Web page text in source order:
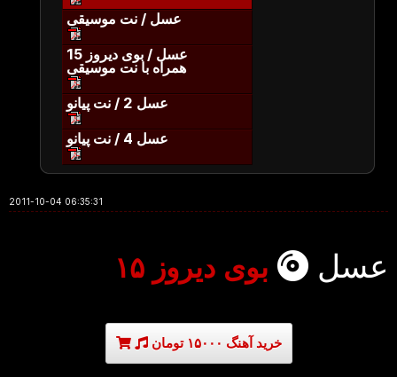
عسل / نت موسیقی
عسل / بوی دیروز 15
همراه با نت موسیقی
عسل 2 / نت پیانو
عسل 4 / نت پیانو
2011-10-04 06:35:31
عسل بوی دیروز ۱۵
خرید آهنگ ۱۵۰۰۰ تومان